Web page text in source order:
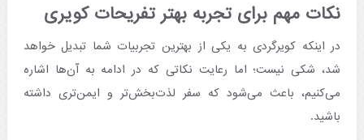
نکات مهم برای تجربه بهتر تفریحات کویری
در اینکه کویرگردی به یکی از بهترین تجربیات شما تبدیل خواهد
شد، شکی نیست؛ اما رعایت نکاتی که در ادامه به آن‌ها اشاره
می‌کنیم، باعث می‌شود که سفر لذت‌بخش‌تر و ایمن‌تری داشته
باشید.